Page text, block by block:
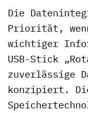
Die
Priorität,
wichtiger
USB-Stick
zuverlässige
konzipiert.